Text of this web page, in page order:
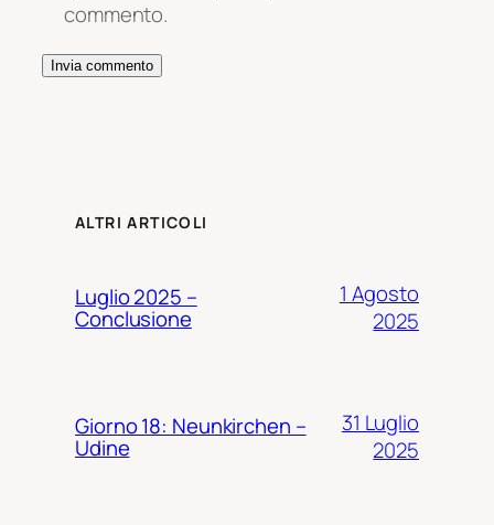
commento.
ALTRI ARTICOLI
Luglio 2025 –
Conclusione
1 Agosto
2025
Giorno 18: Neunkirchen –
Udine
31 Luglio
2025